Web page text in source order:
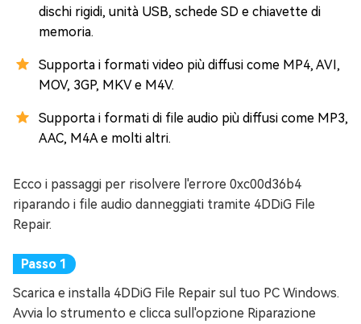
dischi rigidi, unità USB, schede SD e chiavette di
memoria.
Supporta i formati video più diffusi come MP4, AVI,
MOV, 3GP, MKV e M4V.
Supporta i formati di file audio più diffusi come MP3,
AAC, M4A e molti altri.
Ecco i passaggi per risolvere l'errore 0xc00d36b4
riparando i file audio danneggiati tramite 4DDiG File
Repair.
Scarica e installa 4DDiG File Repair sul tuo PC Windows.
Avvia lo strumento e clicca sull'opzione Riparazione